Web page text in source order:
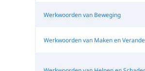
Werkwoorden van Beweging
Werkwoorden van Maken en